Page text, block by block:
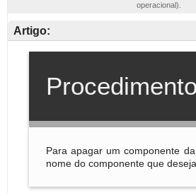
operacional).
Artigo: